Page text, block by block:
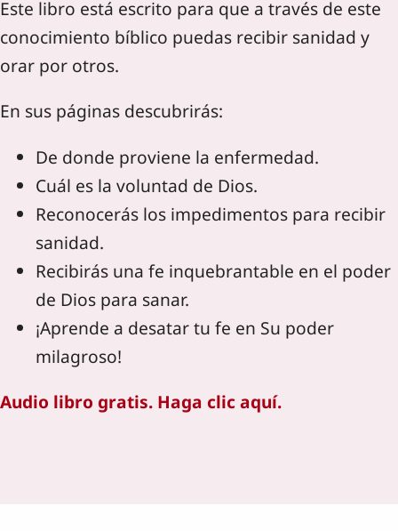
Este libro está escrito para que a través de este
conocimiento bíblico puedas recibir sanidad y
orar por otros.
En sus páginas descubrirás:
De donde proviene la enfermedad.
Cuál es la voluntad de Dios.
Reconocerás los impedimentos para recibir
sanidad.
Recibirás una fe inquebrantable en el poder
de Dios para sanar.
¡Aprende a desatar tu fe en Su poder
milagroso!
Audio libro gratis. Haga clic aquí.